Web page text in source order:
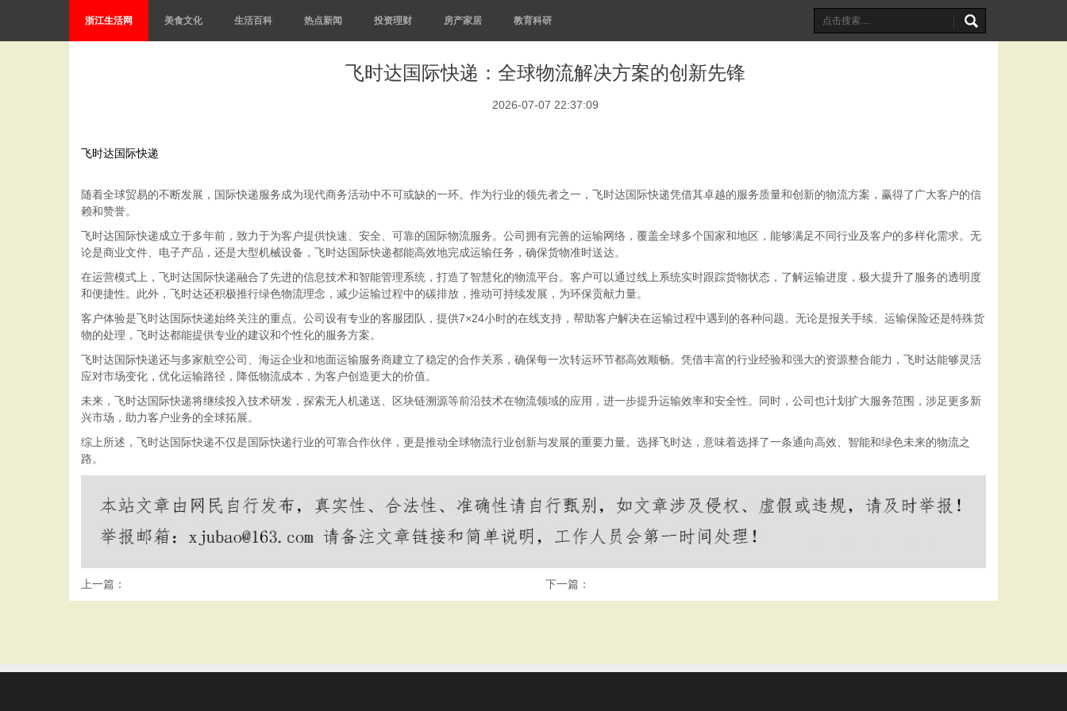
浙江生活网 美食文化 生活百科 热点新闻 投资理财 房产家居 教育科研
飞时达国际快递：全球物流解决方案的创新先锋
2026-07-07 22:37:09
飞时达国际快递
随着全球贸易的不断发展，国际快递服务成为现代商务活动中不可或缺的一环。作为行业的领先者之一，飞时达国际快递凭借其卓越的服务质量和创新的物流方案，赢得了广大客户的信
赖和赞誉。
飞时达国际快递成立于多年前，致力于为客户提供快速、安全、可靠的国际物流服务。公司拥有完善的运输网络，覆盖全球多个国家和地区，能够满足不同行业及客户的多样化需求。无
论是商业文件、电子产品，还是大型机械设备，飞时达国际快递都能高效地完成运输任务，确保货物准时送达。
在运营模式上，飞时达国际快递融合了先进的信息技术和智能管理系统，打造了智慧化的物流平台。客户可以通过线上系统实时跟踪货物状态，了解运输进度，极大提升了服务的透明度
和便捷性。此外，飞时达还积极推行绿色物流理念，减少运输过程中的碳排放，推动可持续发展，为环保贡献力量。
客户体验是飞时达国际快递始终关注的重点。公司设有专业的客服团队，提供7×24小时的在线支持，帮助客户解决在运输过程中遇到的各种问题。无论是报关手续、运输保险还是特殊货
物的处理，飞时达都能提供专业的建议和个性化的服务方案。
飞时达国际快递还与多家航空公司、海运企业和地面运输服务商建立了稳定的合作关系，确保每一次转运环节都高效顺畅。凭借丰富的行业经验和强大的资源整合能力，飞时达能够灵活
应对市场变化，优化运输路径，降低物流成本，为客户创造更大的价值。
未来，飞时达国际快递将继续投入技术研发，探索无人机递送、区块链溯源等前沿技术在物流领域的应用，进一步提升运输效率和安全性。同时，公司也计划扩大服务范围，涉足更多新
兴市场，助力客户业务的全球拓展。
综上所述，飞时达国际快递不仅是国际快递行业的可靠合作伙伴，更是推动全球物流行业创新与发展的重要力量。选择飞时达，意味着选择了一条通向高效、智能和绿色未来的物流之
路。
上一篇： 下一篇：